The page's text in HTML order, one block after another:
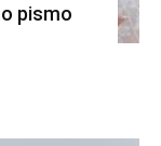
pismo